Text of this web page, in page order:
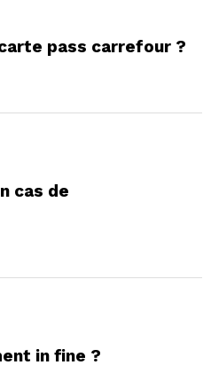
pass carrefour ?
cas de
in fine ?